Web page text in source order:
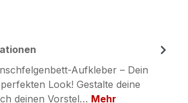
Aufkleber – Dein
Look! Gestalte deine
deinen Vorstel… Mehr